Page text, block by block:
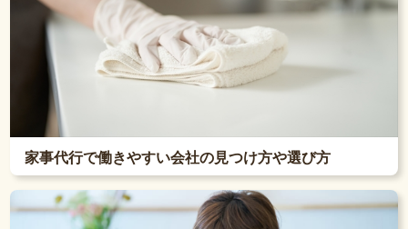
家事代行で働きやすい会社の見つけ方や選び方